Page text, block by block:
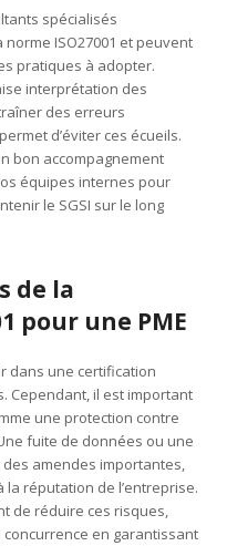
spécialisés
ISO27001 et peuvent
pratiques à adopter.
interprétation des
des erreurs
d’éviter ces écueils.
bon accompagnement
équipes internes pour
le SGSI sur le long
de la
pour une PME
dans une certification
Cependant, il est important
une protection contre
fuite de données ou une
amendes importantes,
réputation de l’entreprise.
de réduire ces risques,
en garantissant